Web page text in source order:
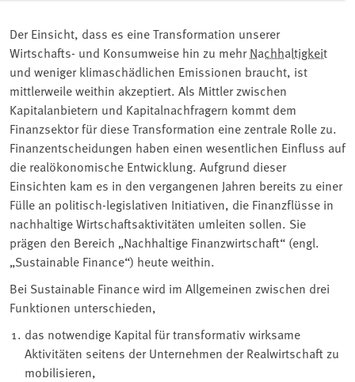
Der Einsicht, dass es eine Transformation unserer
Wirtschafts- und Konsumweise hin zu mehr ⁠Nachhaltigkeit
und weniger klimaschädlichen Emissionen braucht, ist
mittlerweile weithin akzeptiert. Als Mittler zwischen
Kapitalanbietern und Kapitalnachfragern kommt dem
Finanzsektor für diese Transformation eine zentrale Rolle zu.
Finanzentscheidungen haben einen wesentlichen Einfluss auf
die realökonomische Entwicklung. Aufgrund dieser
Einsichten kam es in den vergangenen Jahren bereits zu einer
Fülle an politisch-legislativen Initiativen, die Finanzflüsse in
nachhaltige Wirtschaftsaktivitäten umleiten sollen. Sie
prägen den Bereich „Nachhaltige Finanzwirtschaft“ (engl.
„Sustainable Finance“) heute weithin.
Bei Sustainable Finance wird im Allgemeinen zwischen drei
Funktionen unterschieden,
das notwendige Kapital für transformativ wirksame
Aktivitäten seitens der Unternehmen der Realwirtschaft zu
mobilisieren,